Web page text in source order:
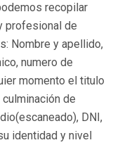
recopilar
profesional de
Nombre y apellido,
numero de
momento el titulo
de
DNI,
identidad y nivel